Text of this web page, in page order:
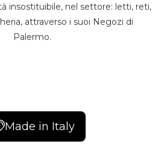
insostituibile, nel settore: letti, reti,
attraverso i suoi Negozi di
Palermo.
Made in Italy